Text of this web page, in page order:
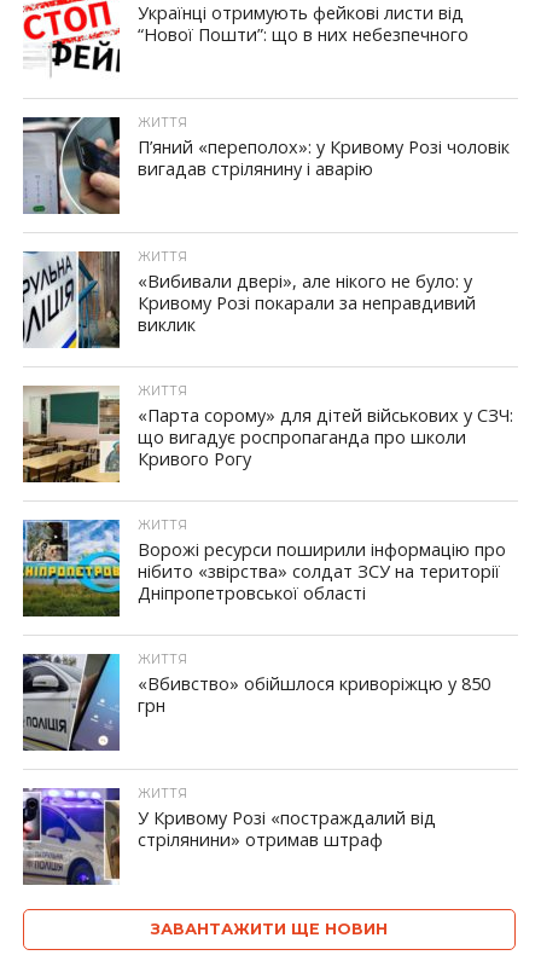
Українці отримують фейкові листи від
“Нової Пошти”: що в них небезпечного
ЖИТТЯ
П’яний «переполох»: у Кривому Розі чоловік
вигадав стрілянину і аварію
ЖИТТЯ
«Вибивали двері», але нікого не було: у
Кривому Розі покарали за неправдивий
виклик
ЖИТТЯ
«Парта сорому» для дітей військових у СЗЧ:
що вигадує роспропаганда про школи
Кривого Рогу
ЖИТТЯ
Ворожі ресурси поширили інформацію про
нібито «звірства» солдат ЗСУ на території
Дніпропетровської області
ЖИТТЯ
«Вбивство» обійшлося криворіжцю у 850
грн
ЖИТТЯ
У Кривому Розі «постраждалий від
стрілянини» отримав штраф
ЗАВАНТАЖИТИ ЩЕ НОВИН